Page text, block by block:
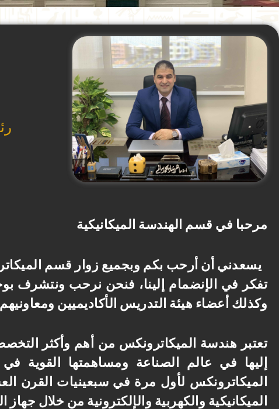
مرحبا في قسم الهندسة الميكانيكية
يسعدني أن أرحب بكم وبجميع زوار قسم
تفكر في الإنضمام إلينا، فنحن نرحب ونتشرف
وكذلك أعضاء هيئة التدريس الأكاديميين
تعتبر هندسة الميكاترونكس من أهم وأكثر
إليها في عالم الصناعة ومساهمتها القوية
الميكاترونكس لأول مرة في سبعينيات القرن
الميكانيكية والكهربية والإلكترونية من خلال